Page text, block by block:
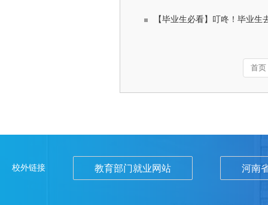
【毕业生必看】叮咚！毕业
首页
校外链接 教育部门就业网站 河南